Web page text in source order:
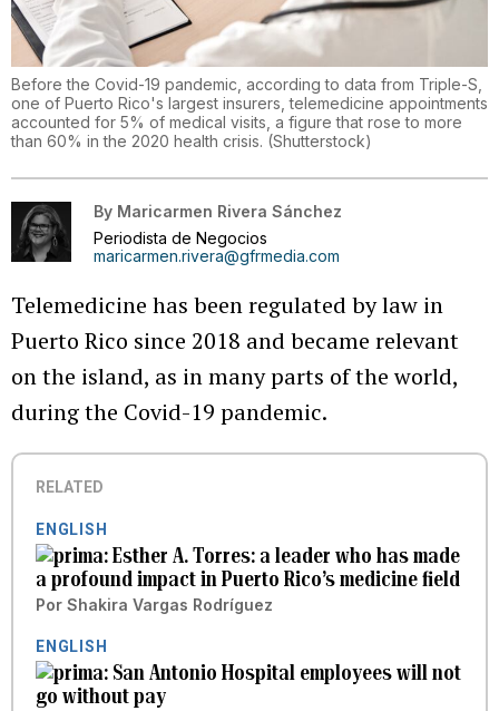
Before the Covid-19 pandemic, according to data from Triple-S,
one of Puerto Rico's largest insurers, telemedicine appointments
accounted for 5% of medical visits, a figure that rose to more
than 60% in the 2020 health crisis. (Shutterstock)
By Maricarmen Rivera Sánchez
Periodista de Negocios
maricarmen.rivera@gfrmedia.com
Telemedicine has been regulated by law in
Puerto Rico since 2018 and became relevant
on the island, as in many parts of the world,
during the Covid-19 pandemic.
RELATED
ENGLISH
Esther A. Torres: a leader who has made
a profound impact in Puerto Rico’s medicine field
Por Shakira Vargas Rodríguez
ENGLISH
San Antonio Hospital employees will not
go without pay